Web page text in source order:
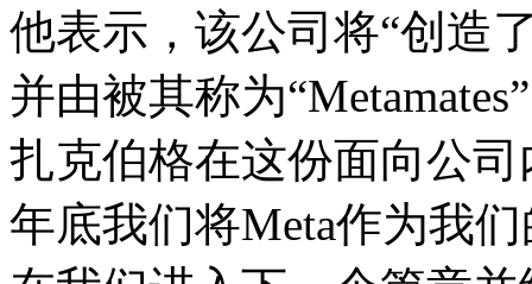
他表示，该公司将“创造
并由被其称为
扎克伯格在这份面向公
年底我们将Meta作为我